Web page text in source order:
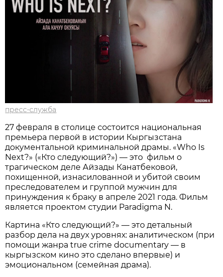
пресс-служба
27 февраля в столице состоится национальная
премьера первой в истории Кыргызстана
документальной криминальной драмы. «Who Is
Next?» («Кто следующий?») — это фильм о
трагическом деле Айзады Канатбековой,
похищенной, изнасилованной и убитой своим
преследователем и группой мужчин для
принуждения к браку в апреле 2021 года. Фильм
является проектом студии Paradigma N.
Картина «Кто следующий?» — это детальный
разбор дела на двух уровнях: аналитическом (при
помощи жанра true crime documentary — в
кыргызском кино это сделано впервые) и
эмоциональном (семейная драма).